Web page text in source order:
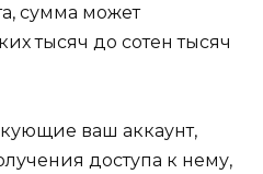
сумма может
тысяч до сотен тысяч
ваш аккаунт,
доступа к нему,